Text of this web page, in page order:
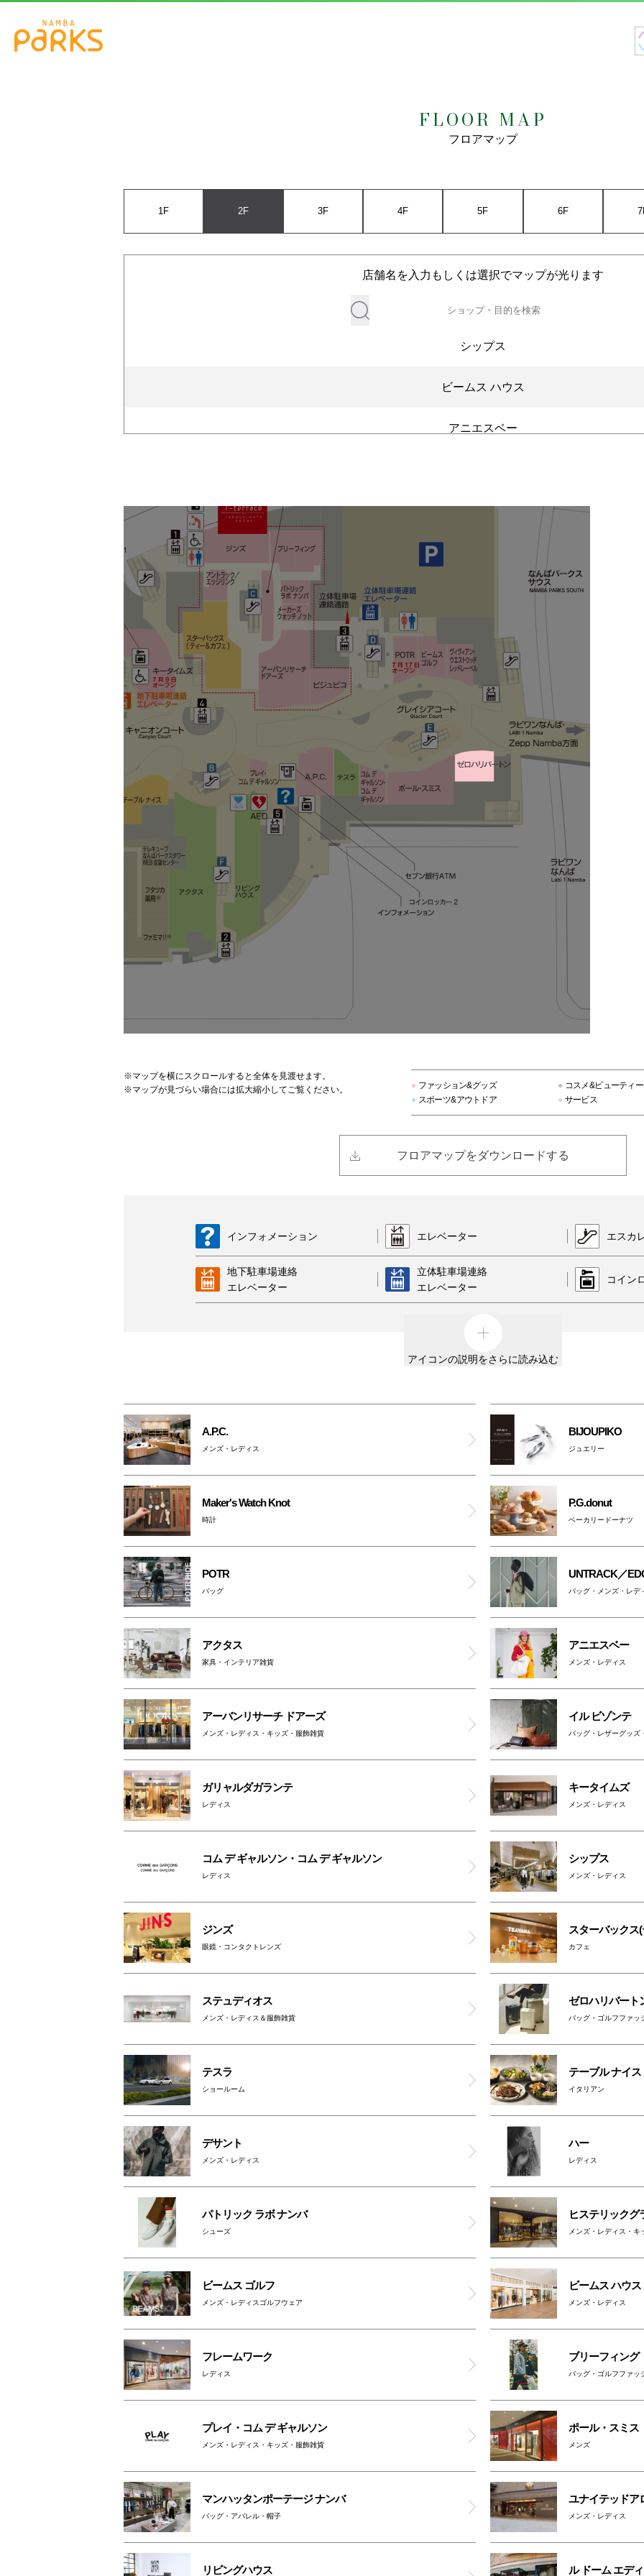
FLOOR MAP
フロアマップ
1F 2F 3F 4F 5F 6F
店舗名を入力もしくは選択でマップが光ります
シップス
ビームス ハウス
アニエスベー
ヒステリックグラマー
ユナイテッドアローズ
POTR
ビームス ゴルフ
ヴィヴィアン・ウエストウッド レッドレーベル
青山フラワーマーケット
ル ドーム エディフィス エ イエナ
ヴェンキ
アクタス
A.P.C.
テスラ
ゼロハリバートン
ジンズ
ブリーフィング
パトリック ラボ ナンバ
Maker's Watch Knot
UNTRACK／EDGELINK
マンハッタンポーテージ ナンバ
スターバックス(ティー＆カフェ)
アーバンリサーチ ドアーズ
パークスタワー
ATM
オスメイト対応トイレ(2F)
男女トイレ(2F)
インフォメーション
AED
コインロッカー1
コインロッカー2
ベビカル
オムツ交換台(2F)
車椅子対応トイレ(2F)
※マップを横にスクロールすると全体を見渡せます。
※マップが見づらい場合には拡大縮小してご覧ください。 ● ファッション&グッズ ● コスメ&ビューティー
● スポーツ&アウトドア ● サービス
フロアマップをダウンロードする
インフォメーション エレベーター エスカ
地下駐車場連絡
エレベーター
立体駐車場連絡
エレベーター
コイン
車椅子利用可能トイレ
授乳室 オムツ交換台
駐輪場
大阪ワンダーループ
レンタルサービス
アイコンの説明をさらに読み込む
A.P.C.
メンズ・レディス
BIJOUPIKO
ジュエリー
Maker's Watch Knot
時計
P.G.donut
ベーカリードーナツ
POTR
バッグ
UNTRACK／
バッグ・メンズ・レデ
アクタス
家具・インテリア雑貨
アニエスベー
メンズ・レディス
アーバンリサーチ ドアーズ
メンズ・レディス・キッズ・服飾雑貨
イル ビゾンテ
バッグ・レザーグッズ
ガリャルダガランテ
レディス
キータイムズ
メンズ・レディス
コム デ ギャルソン・コム デ ギャルソン
レディス
シップス
メンズ・レディス
ジンズ
眼鏡・コンタクトレンズ
スターバックス
カフェ
ステュディオス
メンズ・レディス＆服飾雑貨
ゼロハリバート
バッグ・ゴルフファッ
テスラ
ショールーム
テーブル ナイス
イタリアン
デサント
メンズ・レディス
ハー
レディス
パトリック ラボ ナンバ
シューズ
ヒステリックグ
メンズ・レディス・キ
ビームス ゴルフ
メンズ・レディスゴルフウェア
ビームス ハウス
メンズ・レディス
フレームワーク
レディス
ブリーフィング
バッグ・ゴルフファッ
プレイ・コム デ ギャルソン
メンズ・レディス・キッズ・服飾雑貨
ポール・スミス
メンズ
マンハッタンポーテージ ナンバ
バッグ・アパレル・帽子
ユナイテッドア
メンズ・レディス
リビングハウス ル ドーム エデ